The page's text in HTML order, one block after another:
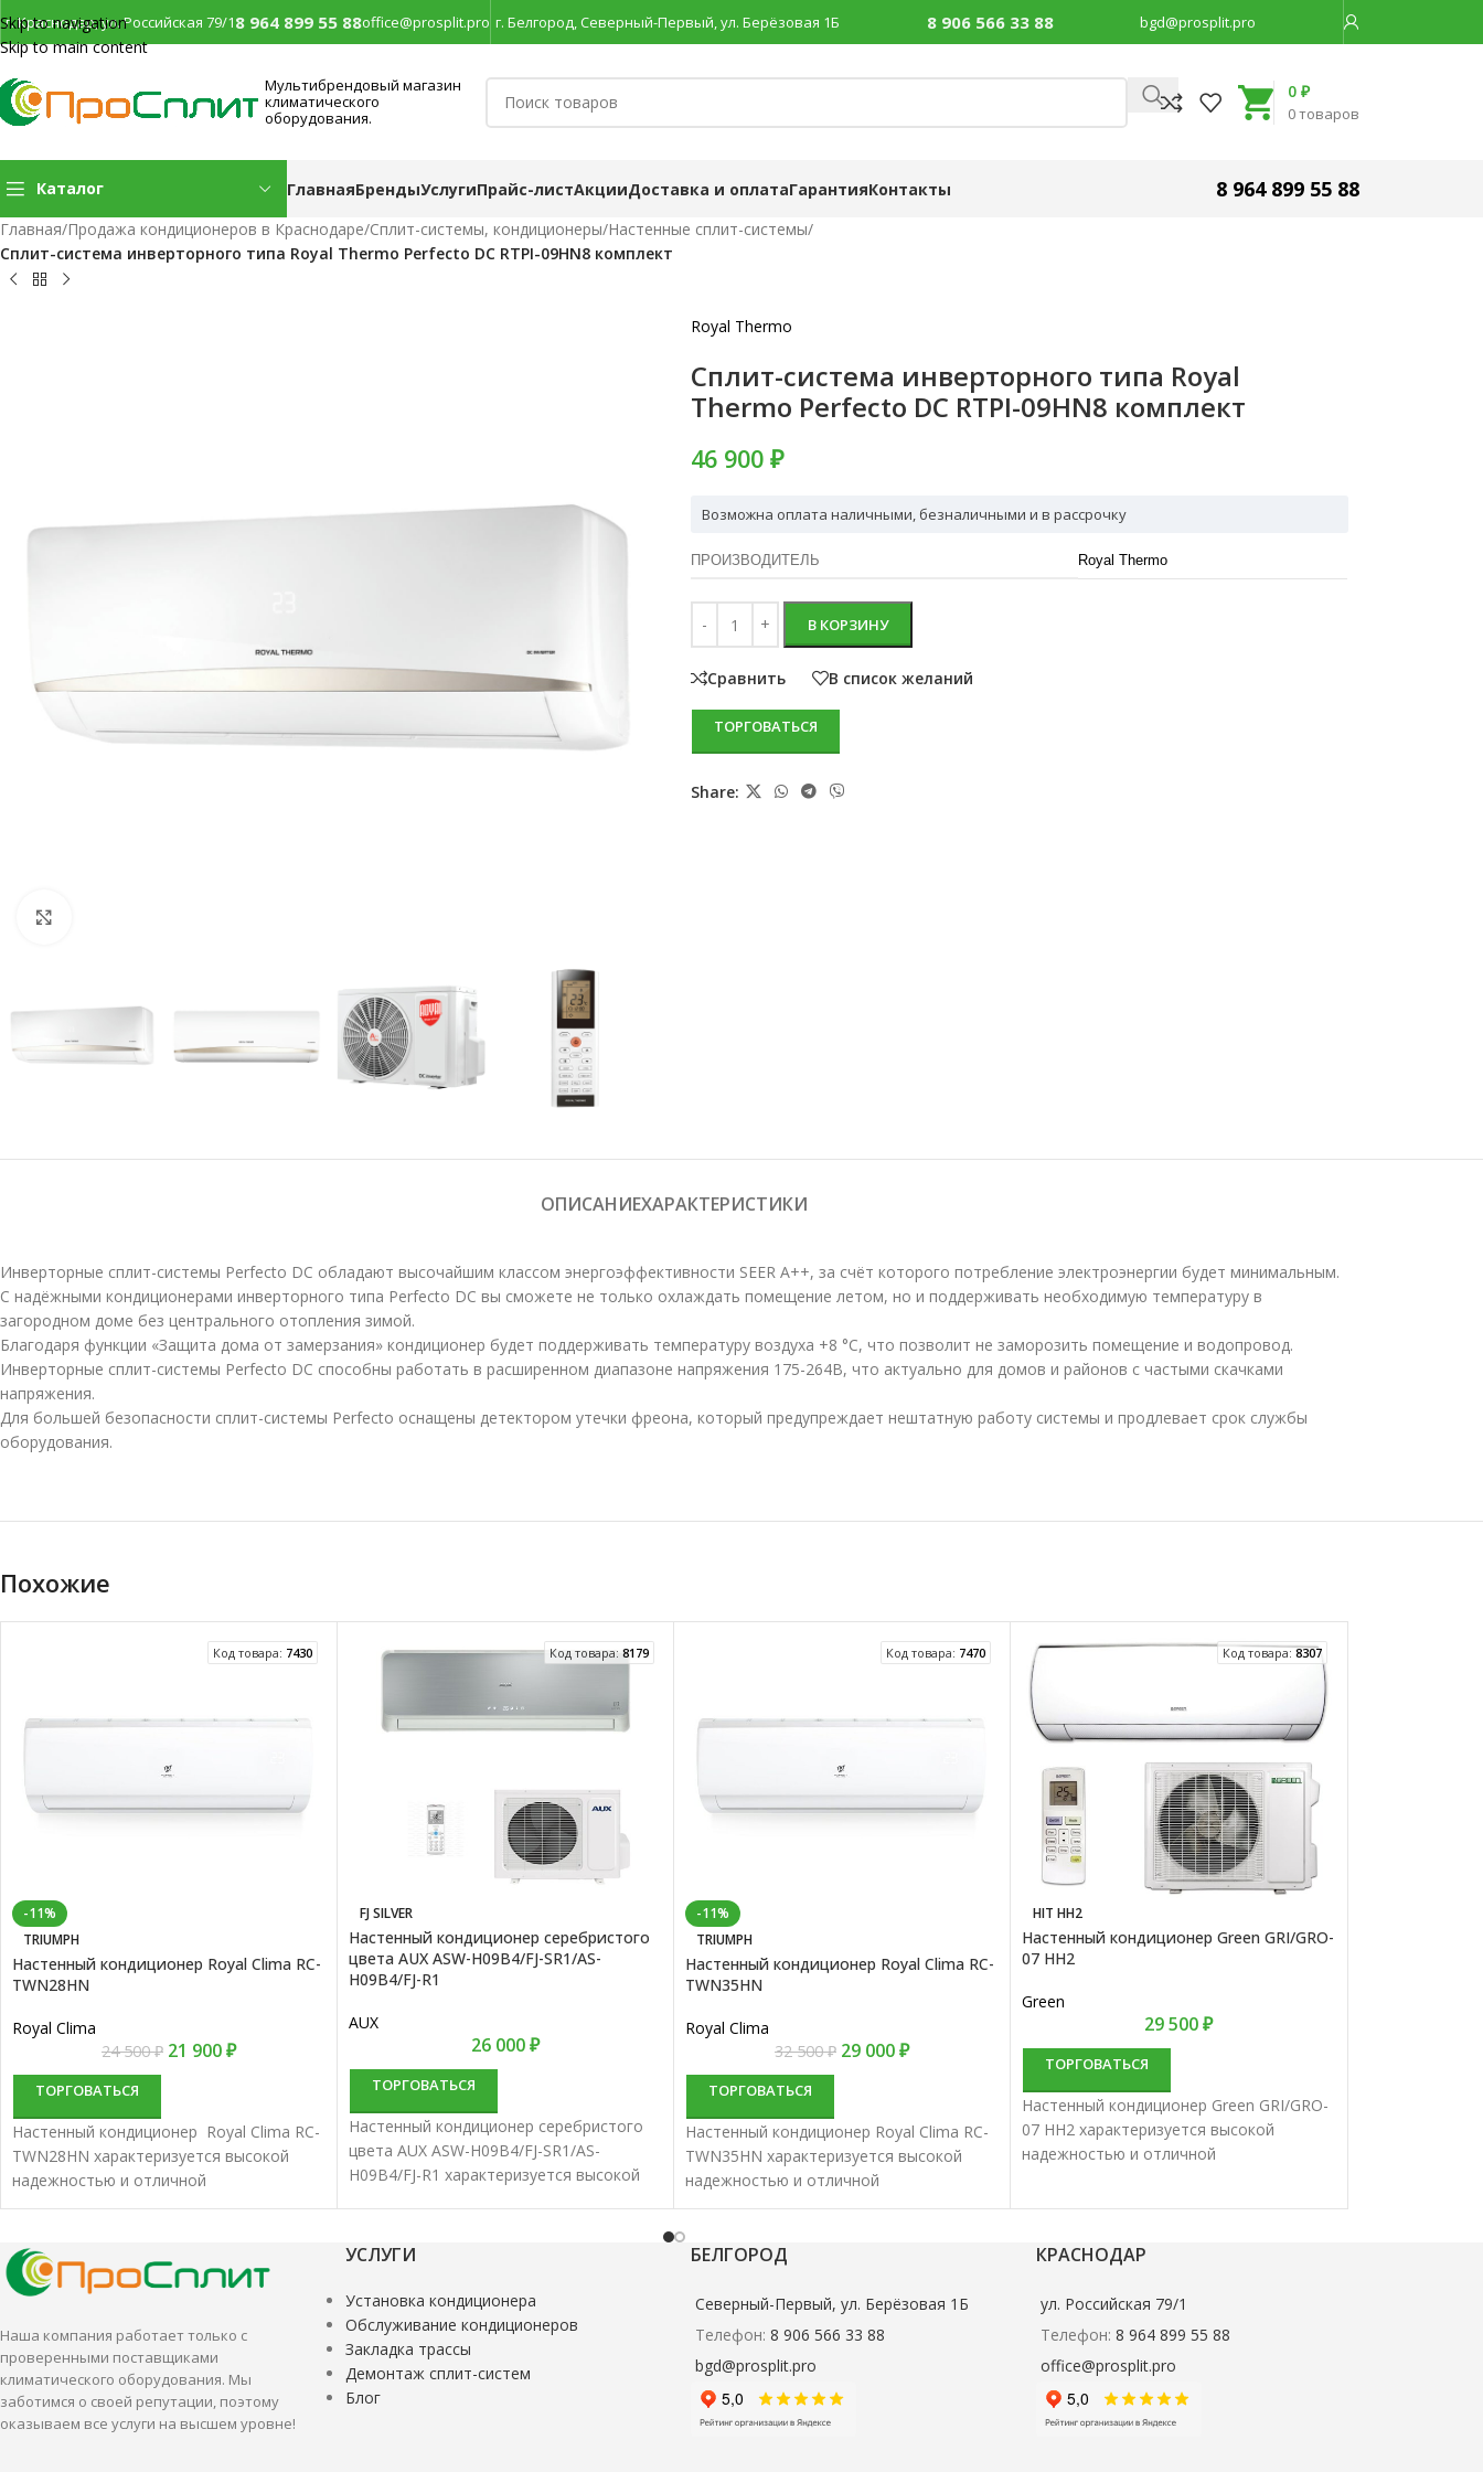
Skip to navigation
Skip to main content
г. Краснодар, ул. Российская 79/18 964 899 55 88office@prosplit.pro г. Белгород, Северный-Первый, ул. Берёзовая 1Б 8 906 566 33 88 bgd@prosplit.pro
Мультибрендовый магазин
климатического
оборудования.
0товаров
0 ₽
Каталог ГлавнаяБрендыУслугиПрайс-листАкцииДоставка и оплатаГарантияКонтакты 8 964 899 55 88
Главная/Продажа кондиционеров в Краснодаре/Сплит-системы, кондиционеры/Настенные сплит-системы/
Сплит-система инверторного типа Royal Thermo Perfecto DC RTPI-09HN8 комплект
Royal Thermo
Сплит-система инверторного типа Royal
Thermo Perfecto DC RTPI-09HN8 комплект
46 900 ₽
Возможна оплата наличными, безналичными и в рассрочку
ПРОИЗВОДИТЕЛЬ Royal Thermo
В КОРЗИНУ
Сравнить В список желаний
ТОРГОВАТЬСЯ
Share:
ОПИСАНИЕХАРАКТЕРИСТИКИ
Инверторные сплит-системы Perfecto DC обладают высочайшим классом энергоэффективности SEER A++, за счёт которого потребление электроэнергии будет минимальным.
С надёжными кондиционерами инверторного типа Perfecto DC вы сможете не только охлаждать помещение летом, но и поддерживать необходимую температуру в
загородном доме без центрального отопления зимой.
Благодаря функции «Защита дома от замерзания» кондиционер будет поддерживать температуру воздуха +8 °С, что позволит не заморозить помещение и водопровод.
Инверторные сплит-системы Perfecto DC способны работать в расширенном диапазоне напряжения 175-264В, что актуально для домов и районов с частыми скачками
напряжения.
Для большей безопасности сплит-системы Perfecto оснащены детектором утечки фреона, который предупреждает нештатную работу системы и продлевает срок службы
оборудования.
Похожие
Код товара: 7430
-11%
TRIUMPH
Настенный кондиционер Royal Clima RC-
TWN28HN
Royal Clima
24 500₽ 21 900₽
ТОРГОВАТЬСЯ
Настенный кондиционер Royal Clima RC-
TWN28HN характеризуется высокой
надежностью и отличной
производительностью. Настенные
для кондиционирования небольших и
средних помещений.
Код товара:8179
FJ SILVER
Настенный кондиционер серебристого
цвета AUX ASW-H09B4/FJ-SR1/AS-
H09B4/FJ-R1
AUX
26 000₽
ТОРГОВАТЬСЯ
Настенный кондиционер серебристого
цвета AUX ASW-H09B4/FJ-SR1/AS-
H09B4/FJ-R1 характеризуется высокой
сплит-системы лучше всего подходят
средних помещений.
Код товара: 7470
-11%
TRIUMPH
Настенный кондиционер Royal Clima RC-
TWN35HN
Royal Clima
32 500₽ 29 000₽
ТОРГОВАТЬСЯ
Настенный кондиционер Royal Clima RC-
TWN35HN характеризуется высокой
надежностью и отличной
производительностью. Настенные
для кондиционирования небольших и
Код товара:8307
HIT HH2
Настенный кондиционер Green GRI/GRO-
07 HH2
Green
29 500₽
ТОРГОВАТЬСЯ
Настенный кондиционер Green GRI/GRO-
07 HH2 характеризуется высокой
надежностью и отличной
средних помещений.
Наша компания работает только с
проверенными поставщиками
климатического оборудования. Мы
заботимся о своей репутации, поэтому
оказываем все услуги на высшем уровне!
УСЛУГИ
Установка кондиционера
Обслуживание кондиционеров
Закладка трассы
Демонтаж сплит-систем
Блог
БЕЛГОРОД
Северный-Первый, ул. Берёзовая 1Б
Телефон: 8 906 566 33 88
bgd@prosplit.pro
КРАСНОДАР
ул. Российская 79/1
Телефон: 8 964 899 55 88
office@prosplit.pro